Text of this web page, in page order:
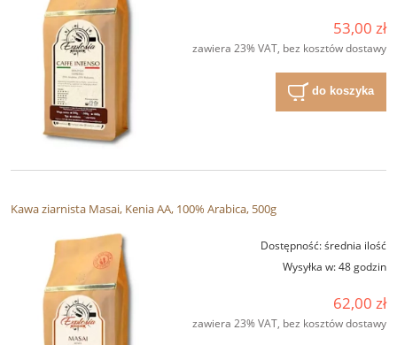
53,00 zł
zawiera 23% VAT, bez kosztów dostawy
do koszyka
Kawa ziarnista Masai, Kenia AA, 100% Arabica, 500g
Dostępność:średnia ilość
Wysyłka w:48 godzin
62,00 zł
zawiera 23% VAT, bez kosztów dostawy